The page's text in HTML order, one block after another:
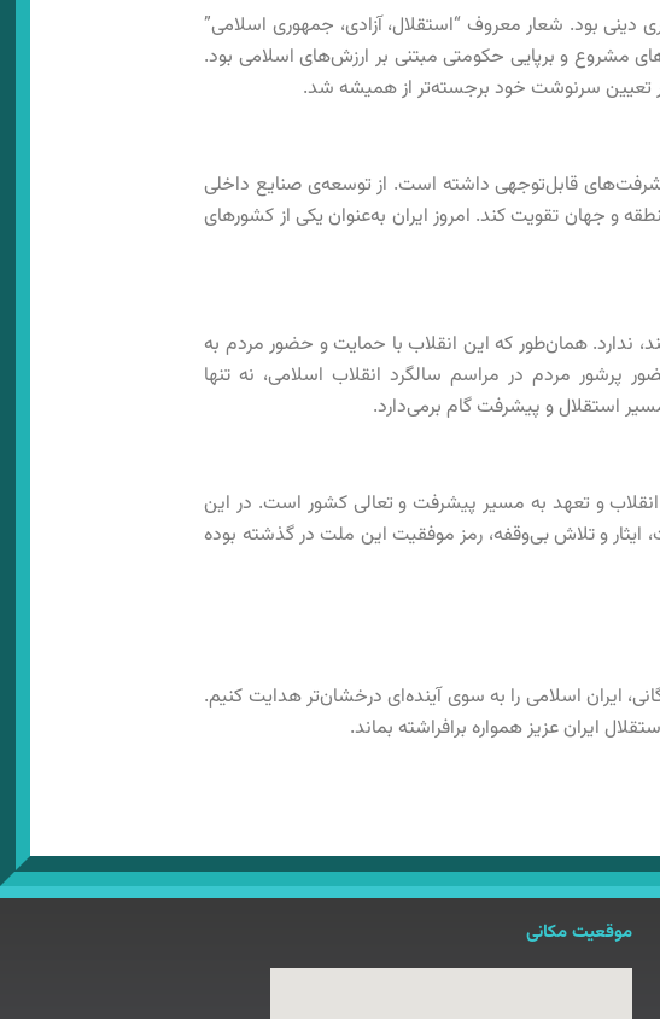
بود. شعار معروف “استقلال، آزادی، جمهوری اسلامی”
مشروع و برپایی حکومتی مبتنی بر ارزش‌های اسلامی بود.
در تعیین سرنوشت خود برجسته‌تر از همیشه شد.
قابل‌توجهی داشته است. از توسعه‌ی صنایع داخلی
و جهان تقویت کند. امروز ایران به‌عنوان یکی از کشورهای
ندارد. همان‌طور که این انقلاب با حمایت و حضور مردم به
مردم در مراسم سالگرد انقلاب اسلامی، نه تنها
استقلال و پیشرفت گام برمی‌دارد.
انقلاب و تعهد به مسیر پیشرفت و تعالی کشور است. در این
ایثار و تلاش بی‌وقفه، رمز موفقیت این ملت در گذشته بوده
ایران اسلامی را به سوی آینده‌ای درخشان‌تر هدایت کنیم.
ایران عزیز همواره برافراشته بماند.
موقعیت مکانی